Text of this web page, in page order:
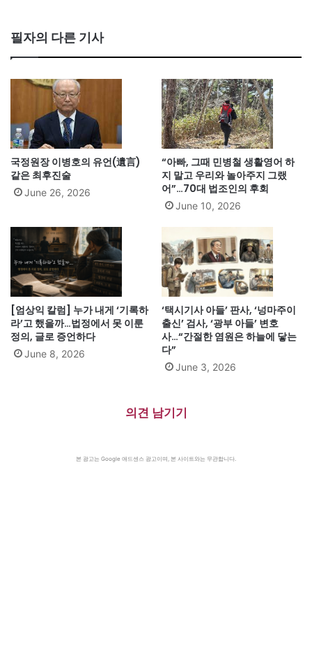
필자의 다른 기사
국정원장 이병호의 유언(遺言)
같은 최후진술
June 26, 2026
“아빠, 그때 민병철 생활영어 하
지 말고 우리와 놀아주지 그랬
어”…70대 법조인의 후회
June 10, 2026
[엄상익 칼럼] 누가 내게 ‘기록하
라’고 했을까…법정에서 못 이룬
정의, 글로 증언하다
June 8, 2026
‘택시기사 아들’ 판사, ‘넝마주이
출신’ 검사, ‘광부 아들’ 변호
사…“간절한 염원은 하늘에 닿는
다”
June 3, 2026
의견 남기기
본 광고는 Google 애드센스 광고이며, 본 사이트와는 무관합니다.